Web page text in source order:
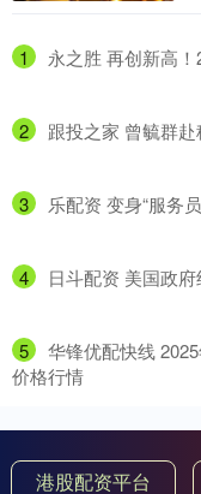
1 永之胜 再创新高
2 跟投之家 曾毓群赴
3 乐配资 变身“服务
4 日斗配资 美国政
5
华锋优配快线
价格行情
港股配资平台